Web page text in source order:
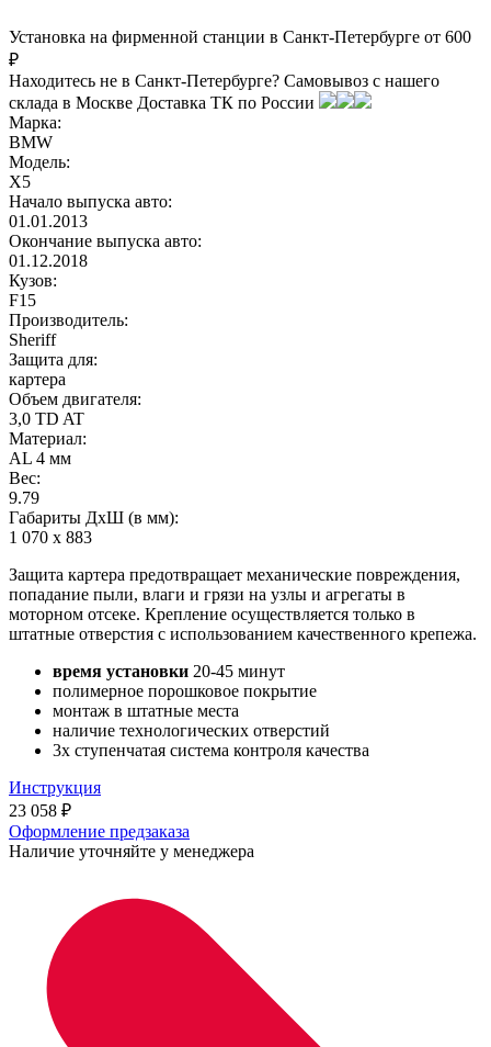
Установка на фирменной станции в Санкт-Петербурге от 600
₽
Находитесь не в Санкт-Петербурге? Самовывоз с нашего
склада в Москве Доставка ТК по России
Марка:
BMW
Модель:
X5
Начало выпуска авто:
01.01.2013
Окончание выпуска авто:
01.12.2018
Кузов:
F15
Производитель:
Sheriff
Защита для:
картера
Объем двигателя:
3,0 TD AT
Материал:
AL 4 мм
Вес:
9.79
Габариты ДхШ (в мм):
1 070 х 883
Защита картера предотвращает механические повреждения,
попадание пыли, влаги и грязи на узлы и агрегаты в
моторном отсеке. Крепление осуществляется только в
штатные отверстия с использованием качественного крепежа.
время установки 20-45 минут
полимерное порошковое покрытие
монтаж в штатные места
наличие технологических отверстий
3х ступенчатая система контроля качества
Инструкция
23 058 ₽
Оформление предзаказа
Наличие уточняйте у менеджера